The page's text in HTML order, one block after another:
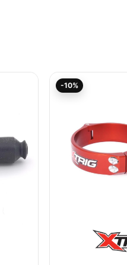
-10%